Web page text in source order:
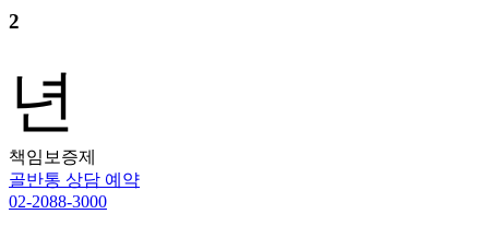
2
년
책임보증제
골반통 상담 예약
02-2088-3000